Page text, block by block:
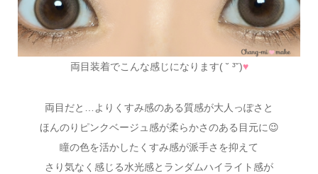
両目装着でこんな感じになります( ˘ ³˘)♥
両目だと…よりくすみ感のある質感が大人っぽさと
ほんのりピンクベージュ感が柔らかさのある目元に😉
瞳の色を活かしたくすみ感が派手さを抑えて
さり気なく感じる水光感とランダムハイライト感が